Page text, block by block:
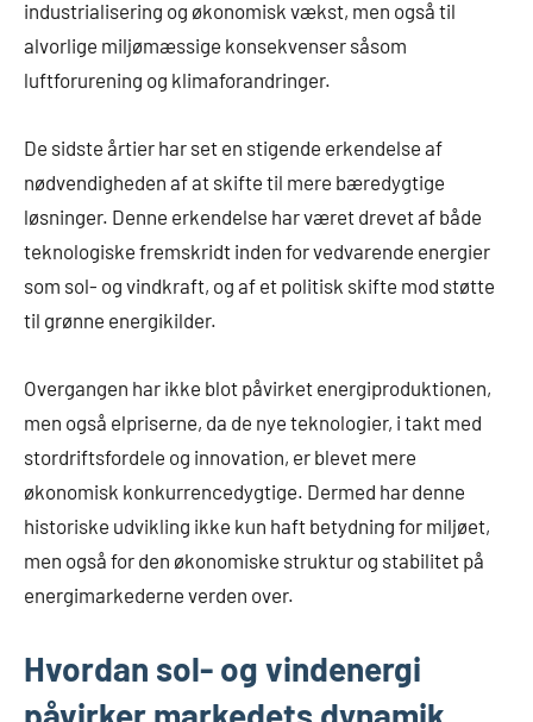
industrialisering og økonomisk vækst, men også til
alvorlige miljømæssige konsekvenser såsom
luftforurening og klimaforandringer.
De sidste årtier har set en stigende erkendelse af
nødvendigheden af at skifte til mere bæredygtige
løsninger. Denne erkendelse har været drevet af både
teknologiske fremskridt inden for vedvarende energier
som sol- og vindkraft, og af et politisk skifte mod støtte
til grønne energikilder.
Overgangen har ikke blot påvirket energiproduktionen,
men også elpriserne, da de nye teknologier, i takt med
stordriftsfordele og innovation, er blevet mere
økonomisk konkurrencedygtige. Dermed har denne
historiske udvikling ikke kun haft betydning for miljøet,
men også for den økonomiske struktur og stabilitet på
energimarkederne verden over.
Hvordan sol- og vindenergi